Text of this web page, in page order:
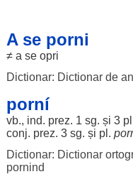
A se porni
≠ a se opri
Dictionar: Dictionar de
porní
vb., ind. prez. 1 sg. și 3
conj. prez. 3 sg. și pl.
Dictionar: Dictionar
pornind